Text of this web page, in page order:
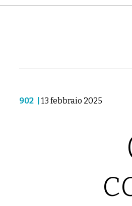
902 13 febbraio 2025